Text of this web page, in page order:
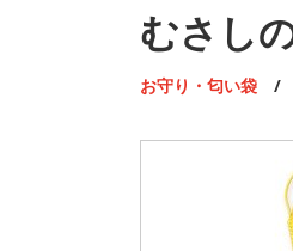
むさし
お守り・匂い袋 /